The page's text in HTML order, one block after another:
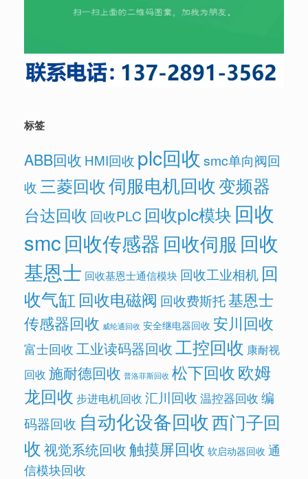
标签
ABB回收 HMI回收 plc回收 smc单向阀回
收 三菱回收伺服电机回收变频器
台达回收 回收PLC 回收plc模块 回收
smc回收传感器回收伺服 回收
基恩士 回收基恩士通信模块 回收工业相机 回
收气缸 回收电磁阀 回收费斯托基恩士
传感器回收 威纶通回收 安全继电器回收 安川回收
富士回收 工业读码器回收工控回收 康耐视
回收 施耐德回收 普洛菲斯回收 松下回收欧姆
龙回收 步进电机回收 汇川回收 温控器回收 编
码器回收 自动化设备回收西门子回
收视觉系统回收触摸屏回收 软启动器回收 通
信模块回收